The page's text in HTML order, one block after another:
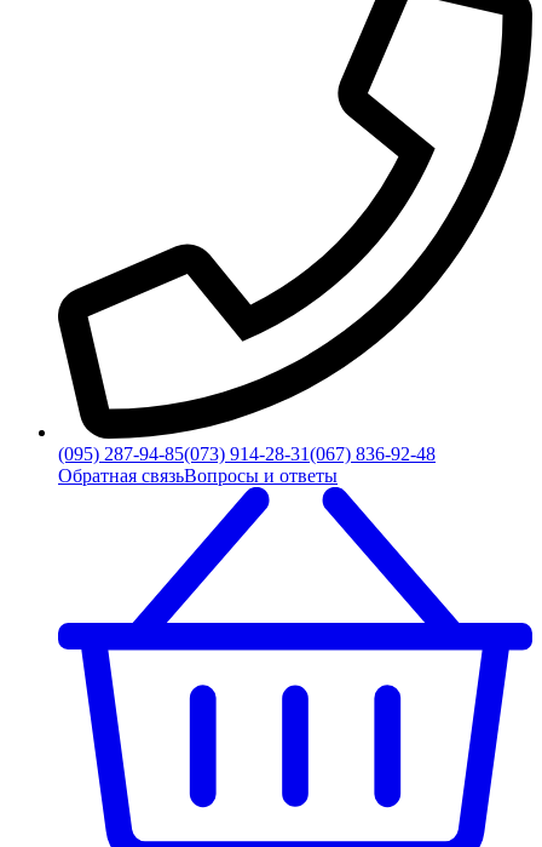
(095) 287-94-85(073) 914-28-31(067) 836-92-48
Обратная связьВопросы и ответы